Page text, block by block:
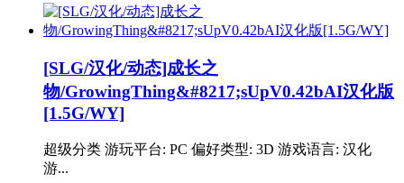
[SLG/汉化/动态]成长之
物/GrowingThing&#8217;sUpV0.42bAI汉化版
[1.5G/WY]
超级分类 游玩平台: PC 偏好类型: 3D 游戏语言: 汉化
游...